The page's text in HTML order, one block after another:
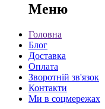
Меню
Головна
Блог
Доставка
Оплата
Зворотній зв'язок
Контакти
Ми в соцмережах